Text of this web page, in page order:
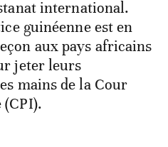
international.
guinéenne est en
aux pays africains
jeter leurs
mains de la Cour